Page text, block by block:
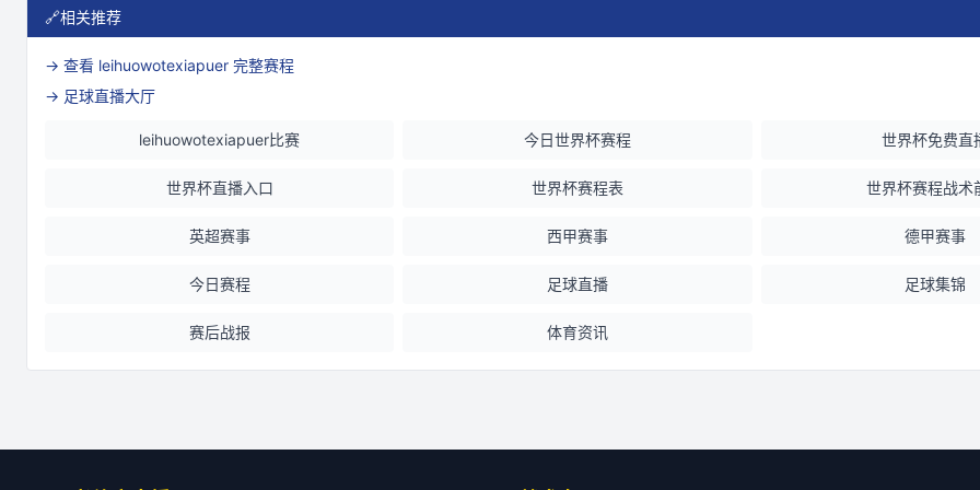
🔗相关推荐
→ 查看 leihuowotexiapuer 完整赛程
→ 足球直播大厅
leihuowotexiapuer比赛 今日世界杯赛程 世界杯免费直
世界杯直播入口 世界杯赛程表 世界杯赛程战术
英超赛事 西甲赛事 德甲赛事
今日赛程 足球直播 足球集锦
赛后战报 体育资讯